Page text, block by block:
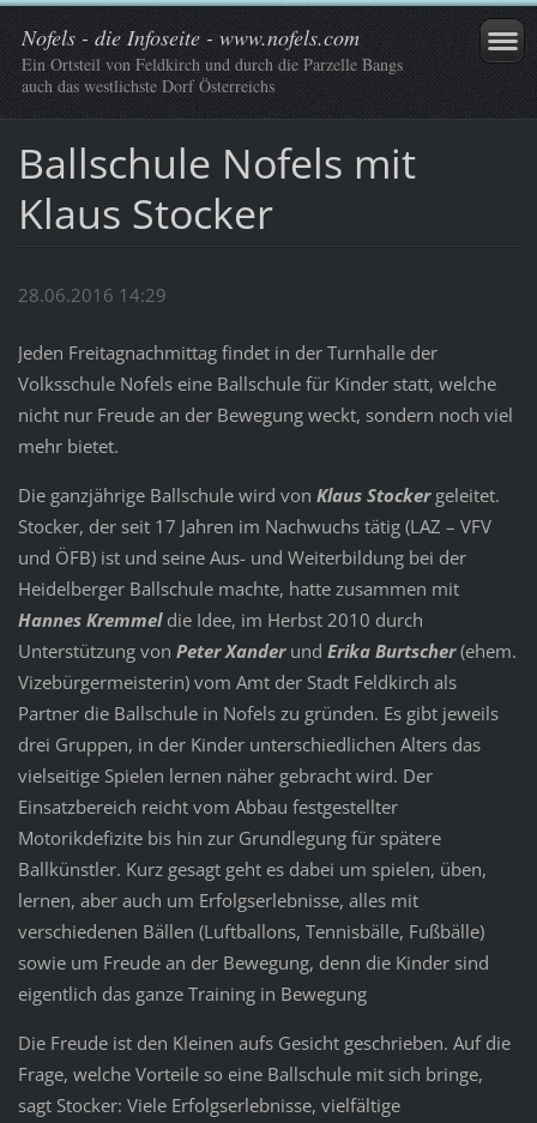
Nofels - die Infoseite - www.nofels.com
Ein Ortsteil von Feldkirch und durch die Parzelle Bangs
auch das westlichste Dorf Österreichs
Ballschule Nofels mit
Klaus Stocker
28.06.2016 14:29
Jeden Freitagnachmittag findet in der Turnhalle der
Volksschule Nofels eine Ballschule für Kinder statt, welche
nicht nur Freude an der Bewegung weckt, sondern noch viel
mehr bietet.
Die ganzjährige Ballschule wird von Klaus Stockergeleitet.
Stocker, der seit 17 Jahren im Nachwuchs tätig (LAZ – VFV
und ÖFB) ist und seine Aus- und Weiterbildung bei der
Heidelberger Ballschule machte, hatte zusammen mit
Hannes Kremmeldie Idee, im Herbst 2010 durch
Unterstützung von Peter Xander und Erika Burtscher(ehem.
Vizebürgermeisterin) vom Amt der Stadt Feldkirch als
Partner die Ballschule in Nofels zu gründen. Es gibt jeweils
drei Gruppen, in der Kinder unterschiedlichen Alters das
vielseitige Spielen lernen näher gebracht wird. Der
Einsatzbereich reicht vom Abbau festgestellter
Motorikdefizite bis hin zur Grundlegung für spätere
Ballkünstler. Kurz gesagt geht es dabei um spielen, üben,
lernen, aber auch um Erfolgserlebnisse, alles mit
verschiedenen Bällen (Luftballons, Tennisbälle, Fußbälle)
sowie um Freude an der Bewegung, denn die Kinder sind
eigentlich das ganze Training in Bewegung
Die Freude ist den Kleinen aufs Gesicht geschrieben. Auf die
Frage, welche Vorteile so eine Ballschule mit sich bringe,
sagt Stocker: Viele Erfolgserlebnisse, vielfältige